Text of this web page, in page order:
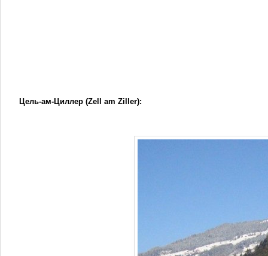
Цель-ам-Циллер (Zell am Ziller):